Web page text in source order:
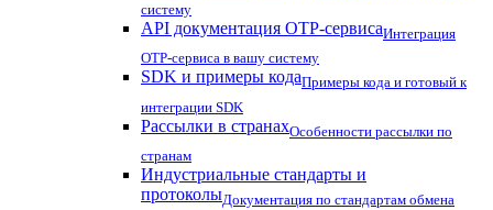
систему
API документация OTP-сервисаИнтеграция
OTP-сервиса в вашу систему
SDK и примеры кодаПримеры кода и готовый к
интеграции SDK
Рассылки в странахОсобенности рассылки по
странам
Индустриальные стандарты и
протоколыДокументация по стандартам обмена